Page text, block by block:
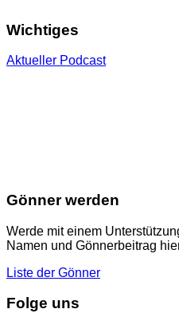
Wichtiges
Aktueller Podcast
Gönner werden
Werde mit einem
Namen und Gönnerbeitrag
Liste der Gönner
Folge uns